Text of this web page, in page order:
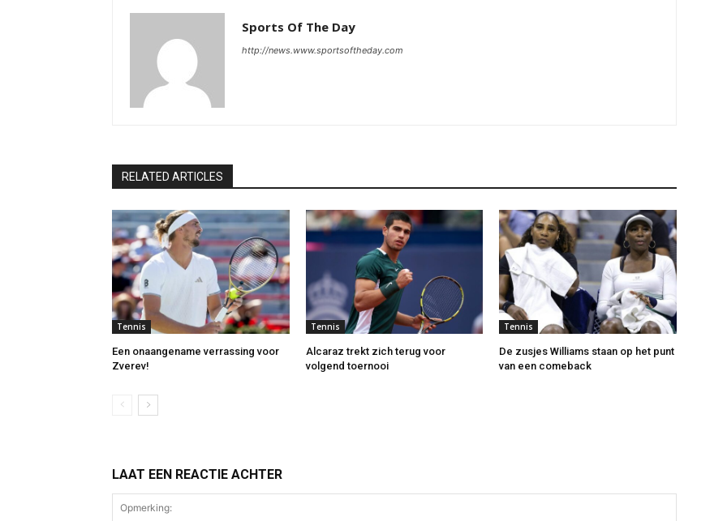
Sports Of The Day
http://news.www.sportsoftheday.com
RELATED ARTICLES
Tennis
Een onaangename verrassing voor
Zverev!
Tennis
Alcaraz trekt zich terug voor
volgend toernooi
Tennis
De zusjes Williams staan op het punt
van een comeback
LAAT EEN REACTIE ACHTER